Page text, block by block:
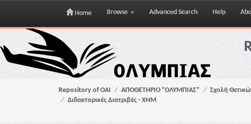
Skip
navigation
Home Browse Advanced Search Help
Repository of OAI ΑΠΟΘΕΤΗΡΙΟ "ΟΛΥΜΠΙΑΣ" Σχολή
Διδακτορικές Διατριβές - ΧΗΜ